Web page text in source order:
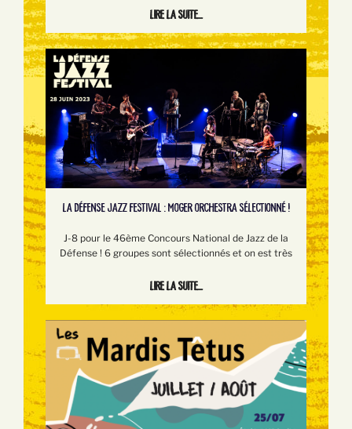
Lire la suite...
LA DÉFENSE JAZZ FESTIVAL : MOGER ORCHESTRA SÉLECTIONNÉ !
J-8 pour le 46ème Concours National de Jazz de la
Défense ! 6 groupes sont sélectionnés et on est très
Lire la suite...